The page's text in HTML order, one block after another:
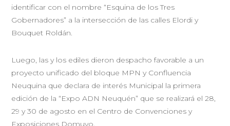
identificar con el nombre “Esquina de los Tres
Gobernadores” a la intersección de las calles Elordi y
Bouquet Roldán.
Luego, las y los ediles dieron despacho favorable a un
proyecto unificado del bloque MPN y Confluencia
Neuquina que declara de interés Municipal la primera
edición de la “Expo ADN Neuquén” que se realizará el 28,
29 y 30 de agosto en el Centro de Convenciones y
Exposiciones Domuyo.